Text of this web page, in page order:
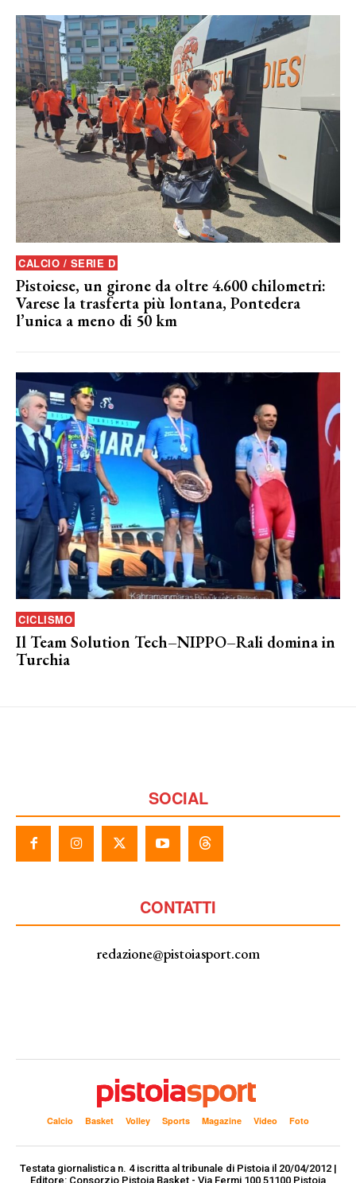
CALCIO / SERIE D
Pistoiese, un girone da oltre 4.600 chilometri:
Varese la trasferta più lontana, Pontedera
l’unica a meno di 50 km
CICLISMO
Il Team Solution Tech–NIPPO–Rali domina in
Turchia
SOCIAL
CONTATTI
redazione@pistoiasport.com
Calcio Basket Volley Sports Magazine Video Foto
Testata giornalistica n. 4 iscritta al tribunale di Pistoia il 20/04/2012 |
Editore: Consorzio Pistoia Basket - Via Fermi 100 51100 Pistoia